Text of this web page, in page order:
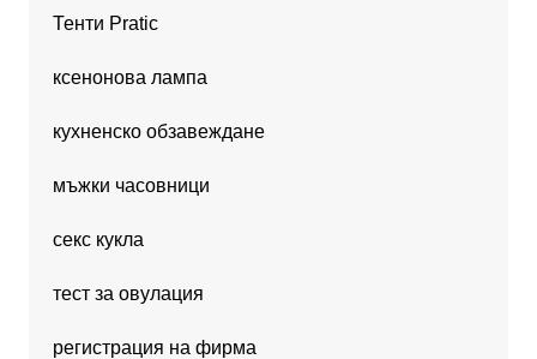
Тенти Pratic
ксенонова лампа
кухненско обзавеждане
мъжки часовници
секс кукла
тест за овулация
регистрация на фирма